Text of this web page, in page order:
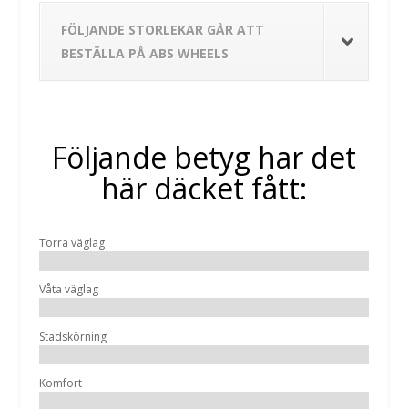
FÖLJANDE STORLEKAR GÅR ATT
BESTÄLLA PÅ ABS WHEELS
Följande betyg har det
här däcket fått:
Torra väglag
Våta väglag
Stadskörning
Komfort